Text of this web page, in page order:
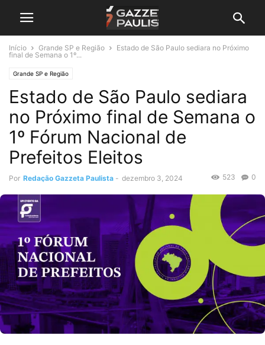
Início Grande SP e Região
Estado de São Paulo sediara no Próximo
final de Semana o 1º...
Grande SP e Região
Estado de São Paulo sediara
no Próximo final de Semana o
1º Fórum Nacional de
Prefeitos Eleitos
Por Redação Gazzeta Paulista - dezembro 3, 2024 0
523